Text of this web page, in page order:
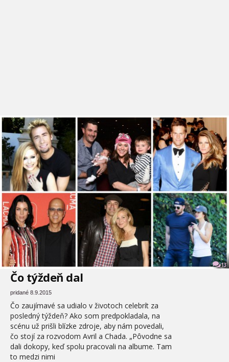
13
Čo týždeň dal
pridané 8.9.2015
Čo zaujímavé sa udialo v životoch celebrít za
posledný týždeň? Ako som predpokladala, na
scénu už prišli blízke zdroje, aby nám povedali,
čo stojí za rozvodom Avril a Chada. „Pôvodne sa
dali dokopy, keď spolu pracovali na albume. Tam
to medzi nimi